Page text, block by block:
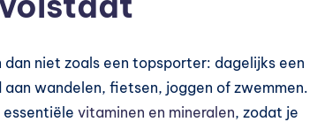
niet zoals een topsporter: dagelijks een
wandelen, fietsen, joggen of zwemmen.
essentiële vitaminen en mineralen, zodat je